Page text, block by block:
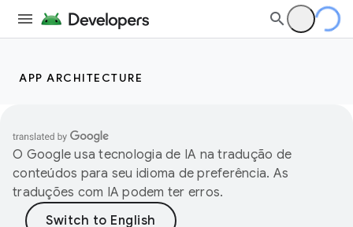
APP ARCHITECTURE
O Google usa tecnologia de IA na tradução de
conteúdos para seu idioma de preferência. As
traduções com IA podem ter erros.